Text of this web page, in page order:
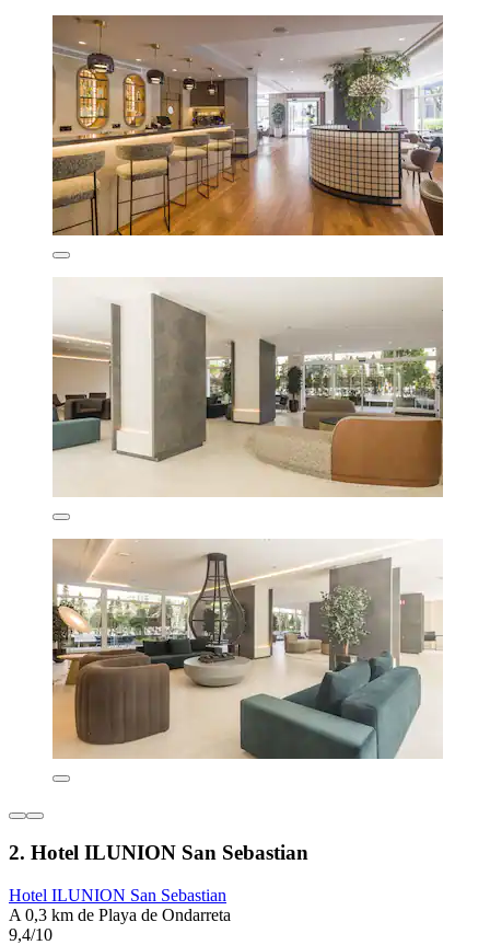
2. Hotel ILUNION San Sebastian
Hotel ILUNION San Sebastian
A 0,3 km de Playa de Ondarreta
9,4/10